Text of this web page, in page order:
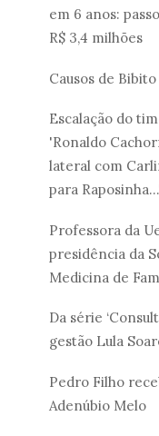
em 6 anos:
R$ 3,4 milhões
Causos de Bibito
Escalação do
'Ronaldo
lateral com
para
Professora da
presidência da
Medicina de
Da série
gestão Lula
Pedro Filho
Adenúbio Melo